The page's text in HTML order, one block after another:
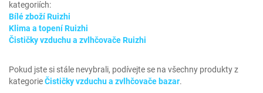
kategoriích:
Bílé zboží Ruizhi
Klima a topení Ruizhi
Čističky vzduchu a zvlhčovače Ruizhi
Pokud jste si stále nevybrali, podívejte se na všechny produkty z
kategorieČističky vzduchu a zvlhčovače bazar.